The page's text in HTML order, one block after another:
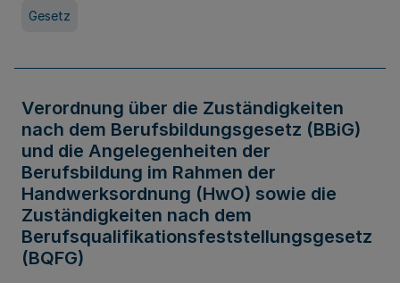
Gesetz
Verordnung über die Zuständigkeiten
nach dem Berufsbildungsgesetz (BBiG)
und die Angelegenheiten der
Berufsbildung im Rahmen der
Handwerksordnung (HwO) sowie die
Zuständigkeiten nach dem
Berufsqualifikationsfeststellungsgesetz
(BQFG)